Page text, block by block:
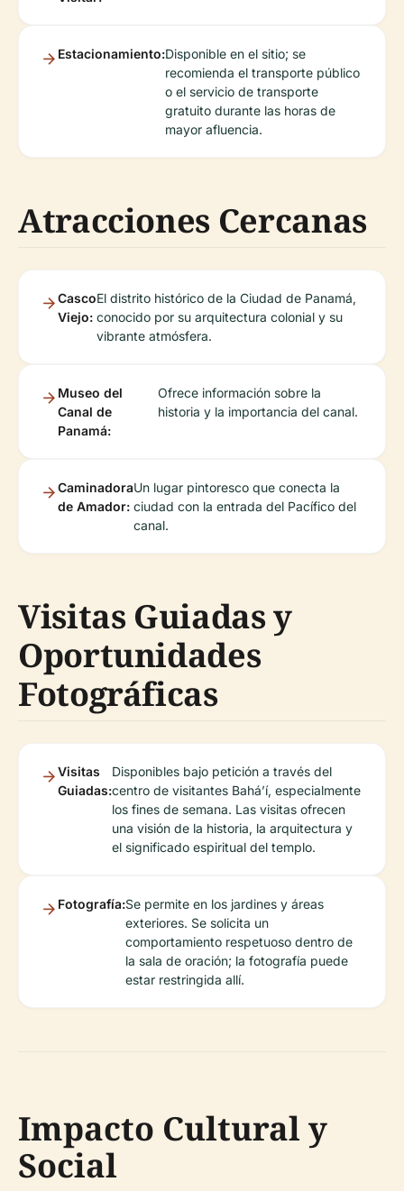
Estacionamiento:Disponible en el sitio; se
recomienda el transporte público
o el servicio de transporte
gratuito durante las horas de
mayor afluencia.
Atracciones Cercanas
Casco
Viejo:
El distrito histórico de la Ciudad de Panamá,
conocido por su arquitectura colonial y su
vibrante atmósfera.
Museo del
Canal de
Panamá:
Ofrece información sobre la
historia y la importancia del canal.
Caminadora
de Amador:
Un lugar pintoresco que conecta la
ciudad con la entrada del Pacífico del
canal.
Visitas Guiadas y
Oportunidades
Fotográficas
Visitas
Guiadas:
Disponibles bajo petición a través del
centro de visitantes Bahá’í, especialmente
los fines de semana. Las visitas ofrecen
una visión de la historia, la arquitectura y
el significado espiritual del templo.
Fotografía:Se permite en los jardines y áreas
exteriores. Se solicita un
comportamiento respetuoso dentro de
la sala de oración; la fotografía puede
estar restringida allí.
Impacto Cultural y
Social